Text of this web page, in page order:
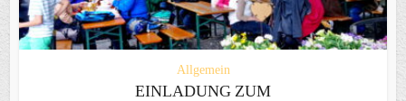
Allgemein
EINLADUNG ZUM